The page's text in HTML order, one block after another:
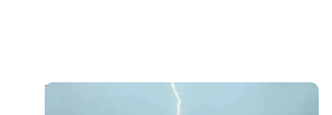
Электрический BYD Song Plus выдержал